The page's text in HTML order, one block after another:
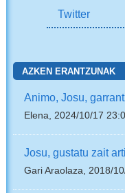
Twitter
AZKEN ERANTZUNAK
Animo, Josu,
Elena, 2024/10/17
Josu, gustatu zait
Gari Araolaza, 2018/